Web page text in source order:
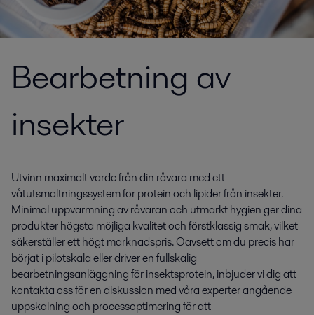
Bearbetning av
insekter
Utvinn maximalt värde från din råvara med ett
våtutsmältningssystem för protein och lipider från insekter.
Minimal uppvärmning av råvaran och utmärkt hygien ger dina
produkter högsta möjliga kvalitet och förstklassig smak, vilket
säkerställer ett högt marknadspris. Oavsett om du precis har
börjat i pilotskala eller driver en fullskalig
bearbetningsanläggning för insektsprotein, inbjuder vi dig att
kontakta oss för en diskussion med våra experter angående
uppskalning och processoptimering för att